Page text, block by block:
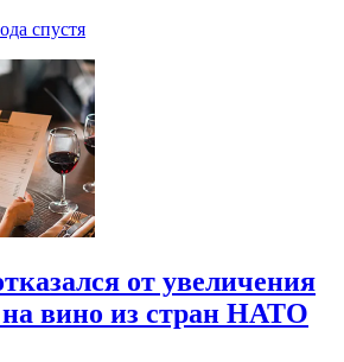
спустя
от увеличения
вино из стран НАТО